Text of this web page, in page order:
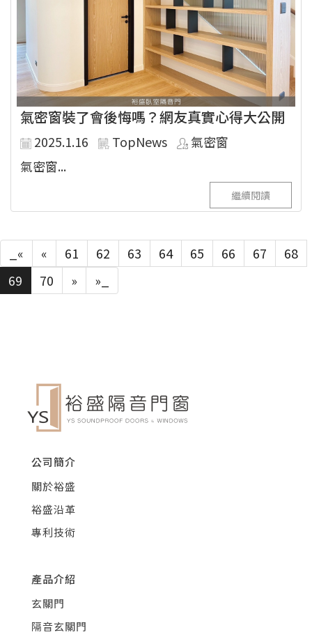
氣密窗裝了會後悔嗎？網友真實心得大公開
2025.1.16 TopNews
氣密窗
氣密窗...
繼續閱讀
_« « 61 62 63 64 65 66 67
68
69
70 » »_
公司簡介
關於裕盛
裕盛沿革
專利技術
產品介紹
玄關門
隔音玄關門